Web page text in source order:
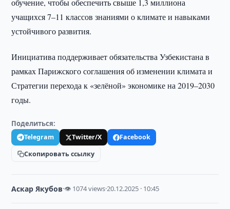
обучение, чтобы обеспечить свыше 1,3 миллиона
учащихся 7–11 классов знаниями о климате и навыками
устойчивого развития.
Инициатива поддерживает обязательства Узбекистана в
рамках Парижского соглашения об изменении климата и
Стратегии перехода к «зелёной» экономике на 2019–2030
годы.
Поделиться:
Telegram Twitter/X
Facebook
Скопировать ссылку
Аскар Якубов·👁 1074 views·20.12.2025 · 10:45